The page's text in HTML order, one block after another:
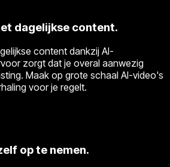
dagelijkse content.
content dankzij AI-
zorgt dat je overal aanwezig
Maak op grote schaal AI-video's
voor je regelt.
op te nemen.